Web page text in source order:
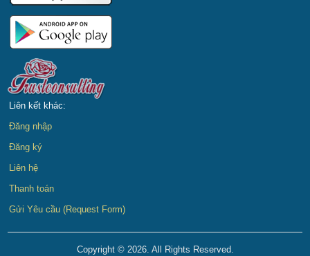
Liên kết khác:
Đăng nhập
Đăng ký
Liên hệ
Thanh toán
Gửi Yêu cầu (Request Form)
Copyright © 2026. All Rights Reserved.